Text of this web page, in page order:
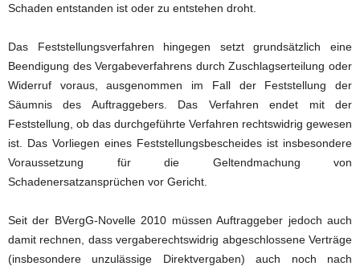
Schaden entstanden ist oder zu entstehen droht.
Das Feststellungsverfahren hingegen setzt grundsätzlich eine
Beendigung des Vergabeverfahrens durch Zuschlagserteilung oder
Widerruf voraus, ausgenommen im Fall der Feststellung der
Säumnis des Auftraggebers. Das Verfahren endet mit der
Feststellung, ob das durchgeführte Verfahren rechtswidrig gewesen
ist. Das Vorliegen eines Feststellungsbescheides ist insbesondere
Voraussetzung für die Geltendmachung von
Schadenersatzansprüchen vor Gericht.
Seit der BVergG-Novelle 2010 müssen Auftraggeber jedoch auch
damit rechnen, dass vergaberechtswidrig abgeschlossene Verträge
(insbesondere unzulässige Direktvergaben) auch noch nach